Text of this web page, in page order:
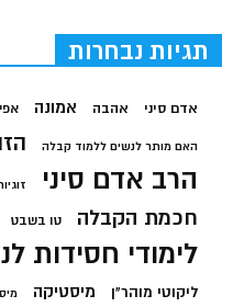
תגיות נבחרות
אדם סיני אהבה אמונה
האם מותר לנשים ללמוד קבלה
הרב אדם סיני
חכמת הקבלה טו בשבט
לימודי חסידות
ליקוטי מוהר"ן מיסטיקה